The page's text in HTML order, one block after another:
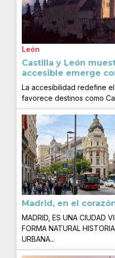
León
Castilla y León
accesible emerge
La accesibilidad redefine
favorece destinos como
Madrid, en el
MADRID, ES UNA CIUDAD
FORMA NATURAL
URBANA...